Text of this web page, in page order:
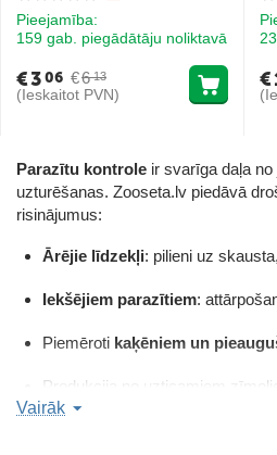
Parazītu kontrole ir svarīga daļa
uzturēšanas. Zooseta.lv piedāvā
risinājumus:
Ārējie līdzekļi: pilieni uz
Iekšējiem parazītiem:
Piemēroti kaķēniem un
Produkcija no uzticamiem
Vairāk
Pieejamība:
159 gab. piegādātāju noliktavā
€6 13
€306
(Ieskaitot PVN)
€